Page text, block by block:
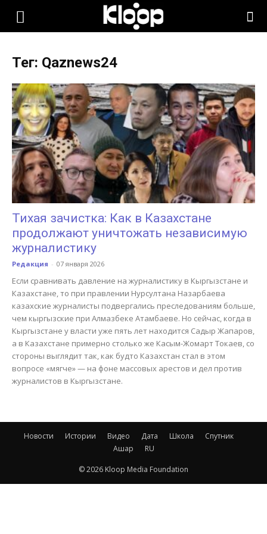
KLOOP.KG
Новости
Кыргызстана
Тег: Qaznews24
Тихая зачистка: Как в Казахстане
продолжают уничтожать независимую
журналистику
Редакция - 07 января 2026
Если сравнивать давление на журналистику в Кыргызстане и
Казахстане, то при правлении Нурсултана Назарбаева
казахские журналисты подвергались преследованиям больше,
чем кыргызские при Алмазбеке Атамбаеве. Но сейчас, когда в
Кыргызстане у власти уже пять лет находится Садыр Жапаров,
а в Казахстане примерно столько же Касым-Жомарт Токаев, со
стороны выглядит так, как будто Казахстан стал в этом
вопросе «мягче» — на фоне массовых арестов и дел против
журналистов в Кыргызстане.
Новости Истории Видео Дата Школа
Спутник
Ашар
RU
© 2026 Kloop Media Foundation